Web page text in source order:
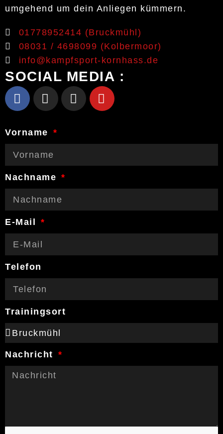
umgehend um dein Anliegen kümmern.
01778952414 (Bruckmühl)
08031 / 4698099 (Kolbermoor)
info@kampfsport-kornhass.de
SOCIAL MEDIA :
Vorname
Nachname
E-Mail
Telefon
Trainingsort
Nachricht